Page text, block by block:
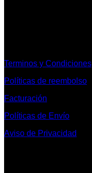
Terminos y Condiciones
Políticas de reembolso
Facturación
Políticas de Envío
Aviso de Privacidad